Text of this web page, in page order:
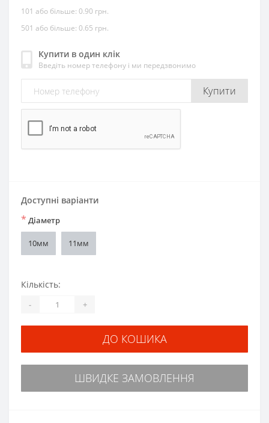
101 або більше: 0.90 грн.
501 або більше: 0.65 грн.
Купити в один клік
Введіть номер телефону і ми передзвонимо
Купити
Доступні варіанти
* Діаметр
10мм 11мм
Кількість:
- +
ДО КОШИКА
ШВИДКЕ ЗАМОВЛЕННЯ